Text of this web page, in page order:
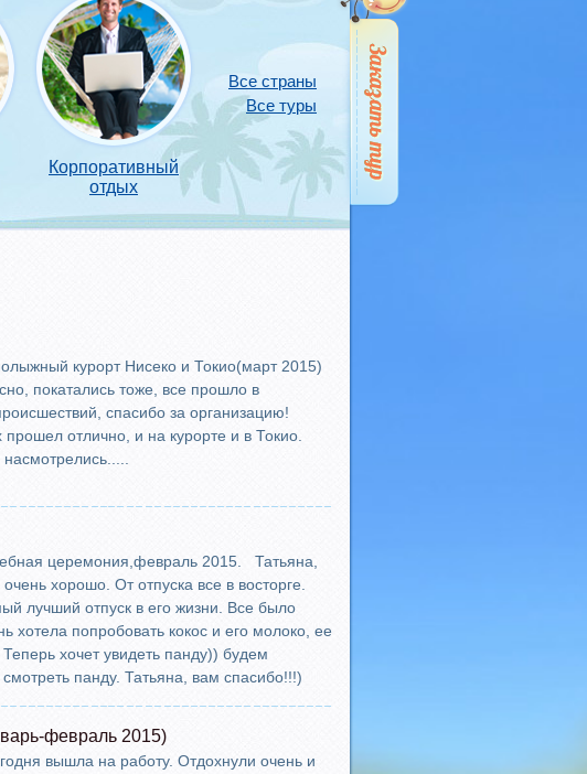
Корпоративный
отдых
Все страны
Все туры
курорт Нисеко и Токио(март 2015)
покатались тоже, все прошло в
спасибо за организацию!
отлично, и на курорте и в Токио.
церемония,февраль 2015. Татьяна,
хорошо. От отпуска все в восторге.
лучший отпуск в его жизни. Все было
хотела попробовать кокос и его молоко, ее
хочет увидеть панду)) будем
смотреть панду. Татьяна, вам спасибо!!!)
февраль 2015)
вышла на работу. Отдохнули очень и